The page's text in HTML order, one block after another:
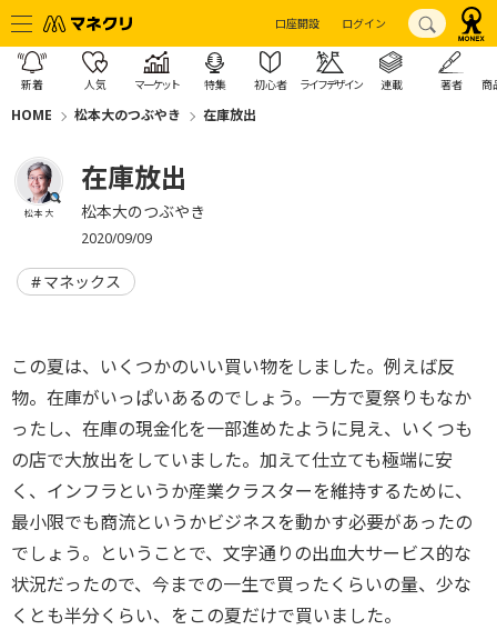
口座開設 ログイン
新着 人気 マーケット 特集 初心者 ライフデザイン 連載 著者 商
HOME 松本大のつぶやき 在庫放出
松本 大
在庫放出
松本大のつぶやき
2020/09/09
マネックス
この夏は、いくつかのいい買い物をしました。例えば反
物。 在庫がいっぱいあるのでしょう。一方で夏祭りもなか
ったし、 在庫の現金化を一部進めたように見え、 いくつも
の店で大放出をしていました。 加えて仕立ても極端に安
く、 インフラというか産業クラスターを維持するために、
最小限でも商流というかビジネスを動かす必要があったの
でしょう。ということで、文字通りの出血大サービス的な
状況だったので、 今までの一生で買ったくらいの量、少な
くとも半分くらい、 をこの夏だけで買いました。